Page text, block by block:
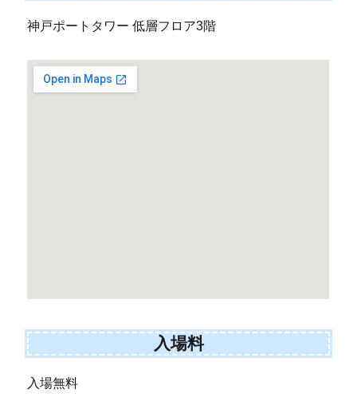
神戸ポートタワー 低層フロア3階
入場料
入場無料